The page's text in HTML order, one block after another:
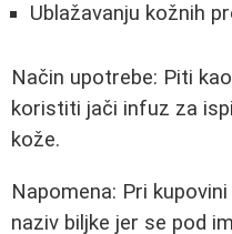
Ublažavanju kožnih
Način upotrebe: Piti
koristiti jači infuz za
kože.
Napomena: Pri
naziv biljke jer se pod